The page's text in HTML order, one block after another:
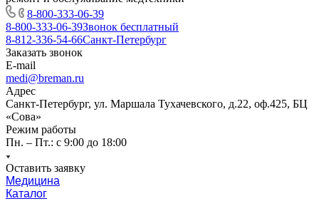
8-800-333-06-39
8-800-333-06-39Звонок бесплатный
8-812-336-54-66Санкт-Петербург
Заказать звонок
E-mail
medi@breman.ru
Адрес
Санкт-Петербург, ул. Маршала Тухачевского, д.22, оф.425, БЦ
«Сова»
Режим работы
Пн. – Пт.: с 9:00 до 18:00
Оставить заявку
Медицина
Каталог